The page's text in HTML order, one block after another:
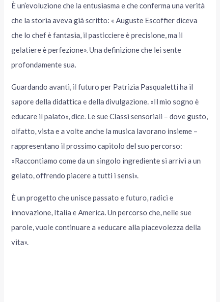
È un’evoluzione che la entusiasma e che conferma una verità
che la storia aveva già scritto: « Auguste Escoffier diceva
che lo chef è fantasia, il pasticciere è precisione, ma il
gelatiere è perfezione». Una definizione che lei sente
profondamente sua.
Guardando avanti, il futuro per Patrizia Pasqualetti ha il
sapore della didattica e della divulgazione. «Il mio sogno è
educare il palato», dice. Le sue Classi sensoriali – dove gusto,
olfatto, vista e a volte anche la musica lavorano insieme –
rappresentano il prossimo capitolo del suo percorso:
«Raccontiamo come da un singolo ingrediente si arrivi a un
gelato, offrendo piacere a tutti i sensi».
È un progetto che unisce passato e futuro, radici e
innovazione, Italia e America. Un percorso che, nelle sue
parole, vuole continuare a «educare alla piacevolezza della
vita».